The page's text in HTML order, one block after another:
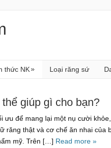
thức NK» Loại răng sứ
giúp gì cho bạn?
ưu để mang lại một nụ cười
răng thật và cơ chế ăn nhai của
mỹ. Trên […] Read more »